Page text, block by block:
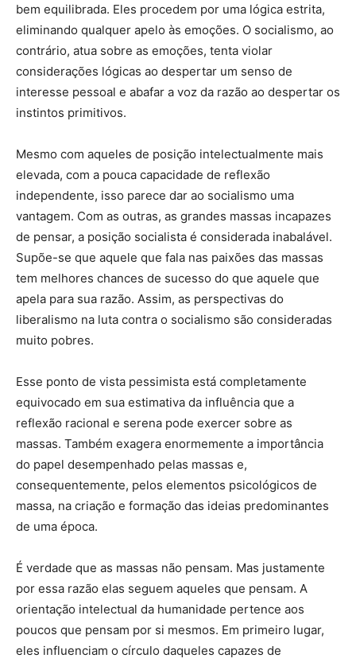
bem equilibrada. Eles procedem por uma lógica estrita,
eliminando qualquer apelo às emoções. O socialismo, ao
contrário, atua sobre as emoções, tenta violar
considerações lógicas ao despertar um senso de
interesse pessoal e abafar a voz da razão ao despertar os
instintos primitivos.
Mesmo com aqueles de posição intelectualmente mais
elevada, com a pouca capacidade de reflexão
independente, isso parece dar ao socialismo uma
vantagem. Com as outras, as grandes massas incapazes
de pensar, a posição socialista é considerada inabalável.
Supõe-se que aquele que fala nas paixões das massas
tem melhores chances de sucesso do que aquele que
apela para sua razão. Assim, as perspectivas do
liberalismo na luta contra o socialismo são consideradas
muito pobres.
Esse ponto de vista pessimista está completamente
equivocado em sua estimativa da influência que a
reflexão racional e serena pode exercer sobre as
massas. Também exagera enormemente a importância
do papel desempenhado pelas massas e,
consequentemente, pelos elementos psicológicos de
massa, na criação e formação das ideias predominantes
de uma época.
É verdade que as massas não pensam. Mas justamente
por essa razão elas seguem aqueles que pensam. A
orientação intelectual da humanidade pertence aos
poucos que pensam por si mesmos. Em primeiro lugar,
eles influenciam o círculo daqueles capazes de